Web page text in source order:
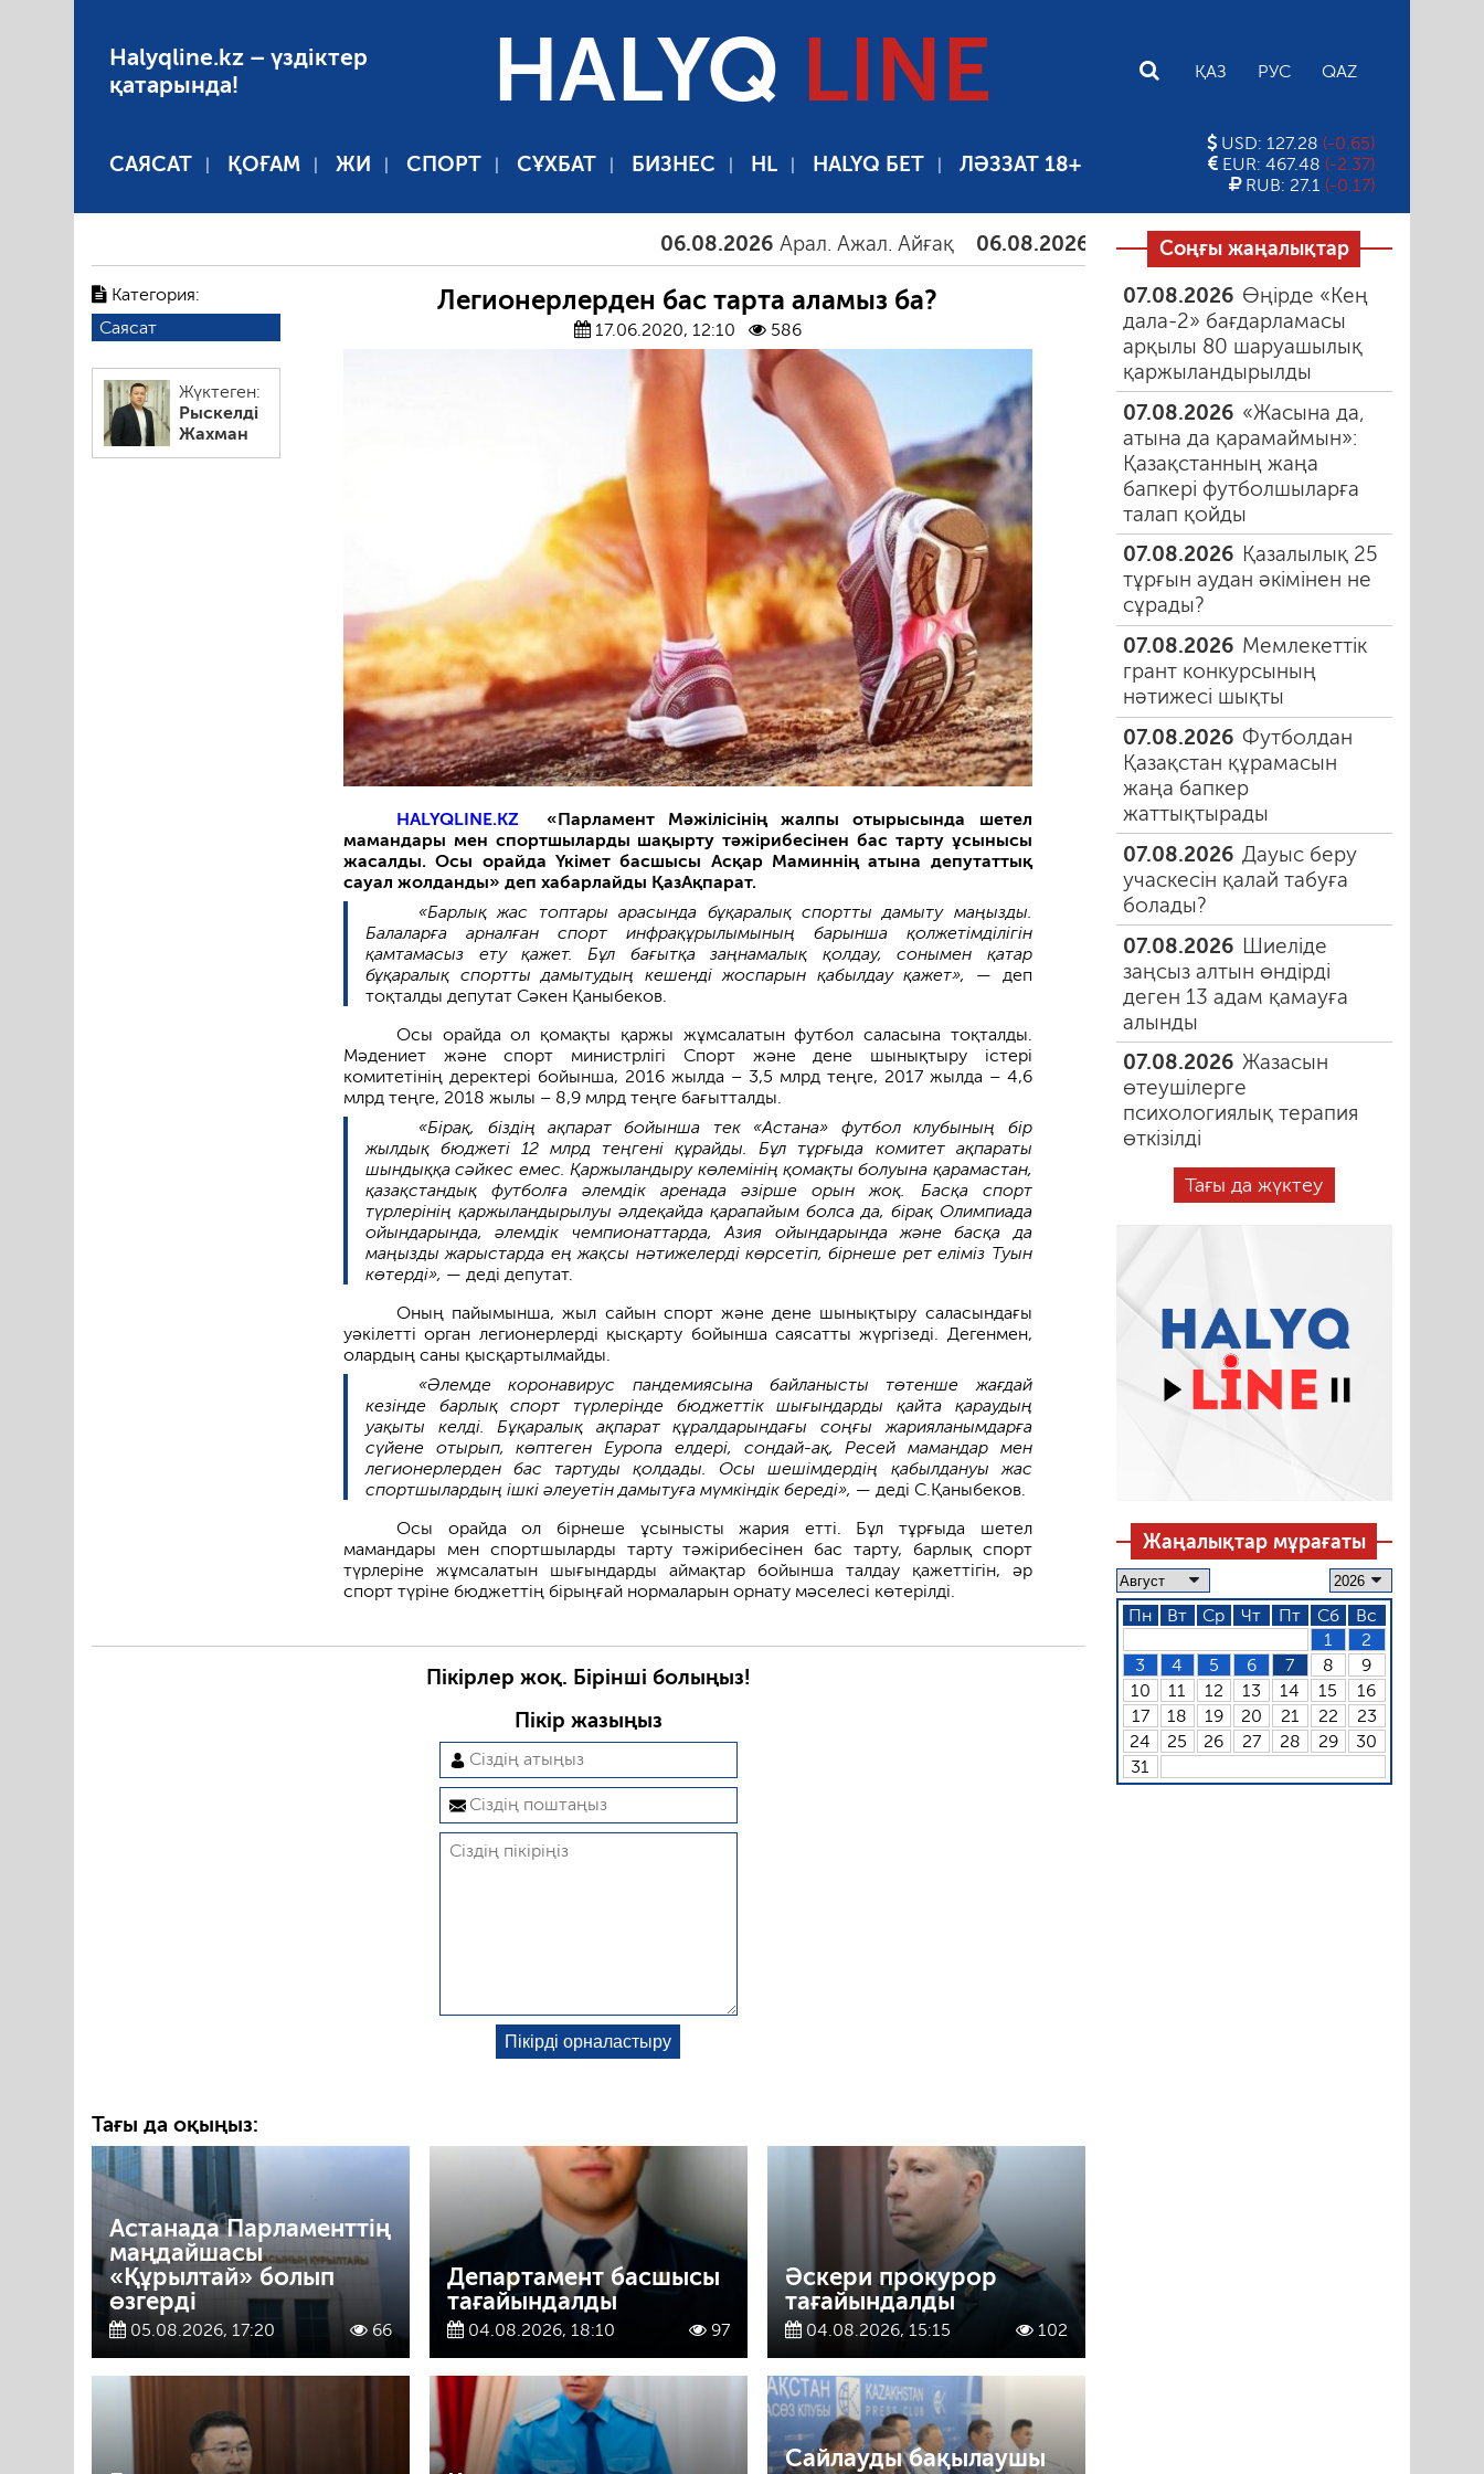
Halyqline.kz – үздіктер
қатарында!
HALYQ LINE ҚАЗ РУС QAZ
САЯСАТ ҚОҒАМ ЖИ СПОРТ СҰХБАТ БИЗНЕС HL HALYQ БЕТ ЛӘЗЗАТ 18+
USD: 127.28 (-0.65)
EUR: 467.48 (-2.37)
RUB: 27.1 (-0.17)
06.08.2026 Арал. Ажал. Айғақ 06.08.2026 Тамыздағы таңғы түтін 06.08.2026
Категория:
Саясат
Жүктеген:
Рыскелді
Жахман
Легионерлерден бас тарта аламыз ба?
17.06.2020, 12:10 586
HALYQLINE.KZ
«Парламент Мәжілісінің жалпы отырысында шетел
мамандары мен спортшыларды шақырту тәжірибесінен бас тарту ұсынысы
жасалды. Осы орайда Үкімет басшысы Асқар Маминнің атына депутаттық
сауал жолданды» деп хабарлайды ҚазАқпарат.
«Барлық жас топтары арасында бұқаралық спортты дамыту маңызды.
Балаларға арналған спорт инфрақұрылымының барынша қолжетімділігін
қамтамасыз ету қажет. Бұл бағытқа заңнамалық қолдау, сонымен қатар
бұқаралық спортты дамытудың кешенді жоспарын қабылдау қажет»,
— деп
тоқталды депутат Сәкен Қаныбеков.
Осы орайда ол қомақты қаржы жұмсалатын футбол саласына тоқталды.
Мәдениет және спорт министрлігі Спорт және дене шынықтыру істері
комитетінің деректері бойынша, 2016 жылда – 3,5 млрд теңге, 2017 жылда – 4,6
млрд теңге, 2018 жылы – 8,9 млрд теңге бағытталды.
«Бірақ, біздің ақпарат бойынша тек «Астана» футбол клубының бір
жылдық бюджеті 12 млрд теңгені құрайды. Бұл тұрғыда комитет ақпараты
шындыққа сәйкес емес. Қаржыландыру көлемінің қомақты болуына қарамастан,
қазақстандық футболға әлемдік аренада әзірше орын жоқ. Басқа спорт
түрлерінің қаржыландырылуы әлдеқайда қарапайым болса да, бірақ Олимпиада
ойындарында, әлемдік чемпионаттарда, Азия ойындарында және басқа да
маңызды жарыстарда ең жақсы нәтижелерді көрсетіп, бірнеше рет еліміз Туын
көтерді», — деді депутат.
Оның пайымынша, жыл сайын спорт және дене шынықтыру саласындағы
уәкілетті орган легионерлерді қысқарту бойынша саясатты жүргізеді. Дегенмен,
олардың саны қысқартылмайды.
«Әлемде коронавирус пандемиясына байланысты төтенше жағдай
кезінде барлық спорт түрлерінде бюджеттік шығындарды қайта қараудың
уақыты келді. Бұқаралық ақпарат құралдарындағы соңғы жарияланымдарға
сүйене отырып, көптеген Еуропа елдері, сондай-ақ, Ресей мамандар мен
легионерлерден бас тартуды қолдады. Осы шешімдердің қабылдануы жас
спортшылардың ішкі әлеуетін дамытуға мүмкіндік береді», — деді С.Қаныбеков.
Осы орайда ол бірнеше ұсынысты жария етті. Бұл тұрғыда шетел
мамандары мен спортшыларды тарту тәжірибесінен бас тарту, барлық спорт
түрлеріне жұмсалатын шығындарды аймақтар бойынша талдау қажеттігін, әр
спорт түріне бюджеттің бірыңғай нормаларын орнату мәселесі көтерілді.
Пікірлер жоқ. Бірінші болыңыз!
Пікір жазыңыз
Тағы да оқыңыз:
Астанада Парламенттің
маңдайшасы
«Құрылтай» болып
өзгерді
05.08.2026, 17:20 66
Департамент басшысы
тағайындалды
04.08.2026, 18:10 97
Әскери прокурор
тағайындалды
04.08.2026, 15:15 102
Сайлауды бақылаушы
Соңғы жаңалықтар
07.08.2026 Өңірде «Кең
дала-2» бағдарламасы
арқылы 80 шаруашылық
қаржыландырылды
07.08.2026 «Жасына да,
атына да қарамаймын»:
Қазақстанның жаңа
бапкері футболшыларға
талап қойды
07.08.2026 Қазалылық 25
тұрғын аудан әкімінен не
сұрады?
07.08.2026 Мемлекеттік
грант конкурсының
нәтижесі шықты
07.08.2026 Футболдан
Қазақстан құрамасын
жаңа бапкер
жаттықтырады
07.08.2026 Дауыс беру
учаскесін қалай табуға
болады?
07.08.2026 Шиеліде
заңсыз алтын өндірді
деген 13 адам қамауға
алынды
07.08.2026 Жазасын
өтеушілерге
психологиялық терапия
өткізілді
Тағы да жүктеу
Жаңалықтар мұрағаты
Пн Вт Ср Чт Пт Сб
Вс
1
2
3
4 5 6 7 8
9
10
11 12 13 14 15
16
17
18 19 20 21 22
23
24
25 26 27 28 29
30
31